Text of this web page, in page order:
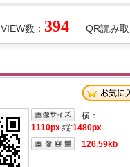
QR読み取
VIEW数： 394
横：
1110px 縦:1480px
126.59kb